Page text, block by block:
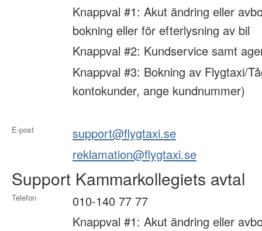
Knappval #1: Akut ändring eller
bokning eller för efterlysning av bil
Knappval #2: Kundservice samt
Knappval #3: Bokning av Flygtaxi/
kontokunder, ange kundnummer)
E-post
support@flygtaxi.se
reklamation@flygtaxi.se
Support Kammarkollegiets avtal
Telefon
010-140 77 77
Knappval #1: Akut ändring eller